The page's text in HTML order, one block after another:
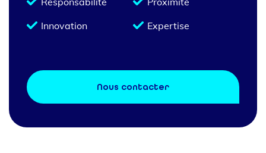
Innovation
Expertise
Nous contacter